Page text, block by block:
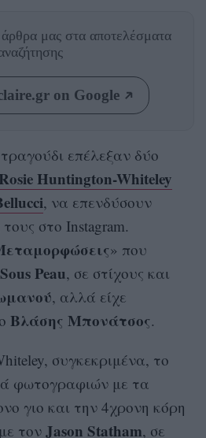
άρθρα μας στα αποτελέσματα
on Google
επέλεξαν δύο
Rosie Huntington-Whiteley
, να επενδύσουν
στο Instagram.
» που
Peau, σε στίχους και
, αλλά είχε
Βλάσης Μπονάτσος.
συγκεκριμένα, το
φωτογραφιών με τα
γιο και την 4χρονη κόρη
τον Jason Statham, σε